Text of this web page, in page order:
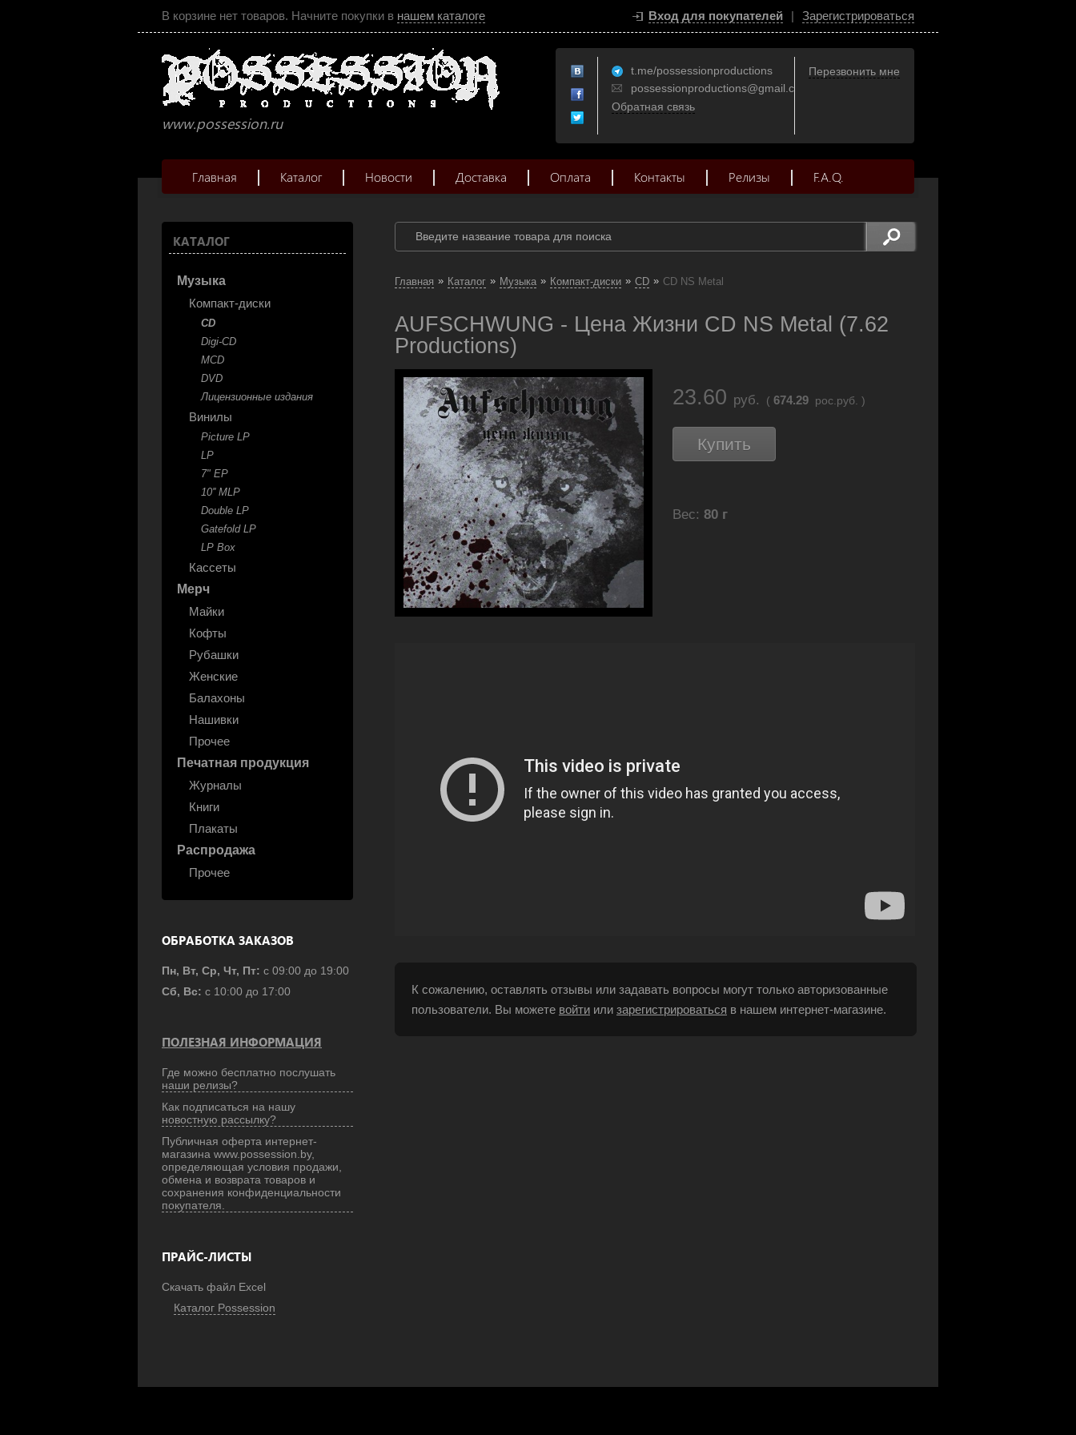
В корзине нет товаров. Начните покупки в нашем каталоге Вход для покупателей | Зарегистрироваться
www.possession.ru
t.me/possessionproductions
possessionproductions@gmail.com
Обратная связь
Перезвонить мне
Главная Каталог Новости Доставка Оплата Контакты Релизы F.A.Q.
КАТАЛОГ
Музыка
Компакт-диски
CD
Digi-CD
MCD
DVD
Лицензионные издания
Винилы
Picture LP
LP
7" EP
10'' MLP
Double LP
Gatefold LP
LP Box
Кассеты
Мерч
Майки
Кофты
Рубашки
Женские
Балахоны
Нашивки
Прочее
Печатная продукция
Журналы
Книги
Плакаты
Распродажа
Прочее
ОБРАБОТКА ЗАКАЗОВ
Пн, Вт, Ср, Чт, Пт: с 09:00 до 19:00
Сб, Вс: с 10:00 до 17:00
ПОЛЕЗНАЯ ИНФОРМАЦИЯ
Где можно бесплатно послушать
наши релизы?
Как подписаться на нашу
новостную рассылку?
Публичная оферта интернет-
магазина www.possession.by,
определяющая условия продажи,
обмена и возврата товаров и
сохранения конфиденциальности
покупателя.
ПРАЙС-ЛИСТЫ
Скачать файл Excel
Каталог Possession
Главная » Каталог » Музыка » Компакт-диски » CD » CD NS Metal
AUFSCHWUNG - Цена Жизни CD NS Metal (7.62
Productions)
23.60 руб. ( 674.29 рос.руб. )
Купить
Вес: 80 г
К сожалению, оставлять отзывы или задавать вопросы могут только авторизованные
пользователи. Вы можете войти или зарегистрироваться в нашем интернет-магазине.